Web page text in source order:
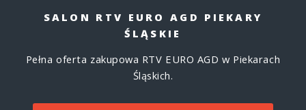
SALON RTV EURO AGD PIEKARY
ŚLĄSKIE
Pełna oferta zakupowa RTV EURO AGD w Piekarach
Śląskich.